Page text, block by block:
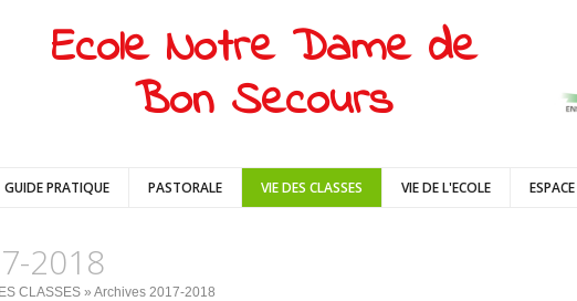
Ecole Notre Dame de
Bon Secours
GUIDE PRATIQUE PASTORALE VIE DES CLASSES VIE DE L'ECOLE
2018
CLASSES » Archives 2017-2018